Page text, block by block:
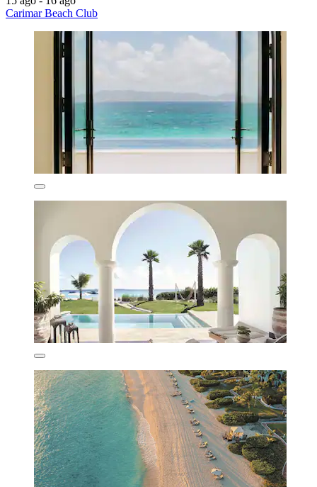
Carimar Beach Club